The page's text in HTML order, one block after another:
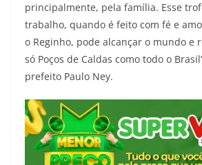
principalmente, pela família. Esse
trabalho, quando é feito com fé e
o Reginho, pode alcançar o mundo e
só Poços de Caldas como todo o
prefeito Paulo Ney.